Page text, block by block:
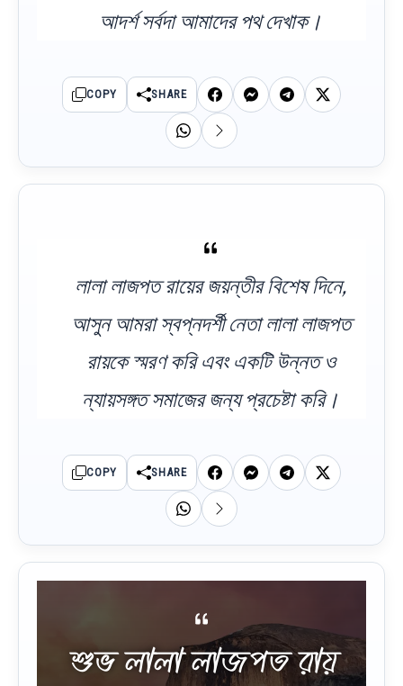
আদর্শ সর্বদা আমাদের পথ দেখাক।
COPY SHARE
লালা লাজপত রায়ের জয়ন্তীর বিশেষ দিনে,
আসুন আমরা স্বপ্নদর্শী নেতা লালা লাজপত
রায়কে স্মরণ করি এবং একটি উন্নত ও
ন্যায়সঙ্গত সমাজের জন্য প্রচেষ্টা করি।
COPY SHARE
শুভ লালা লাজপত রায়